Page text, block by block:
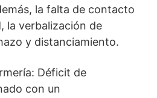
la falta de contacto
la verbalización de
y distanciamiento.
Déficit de
con un